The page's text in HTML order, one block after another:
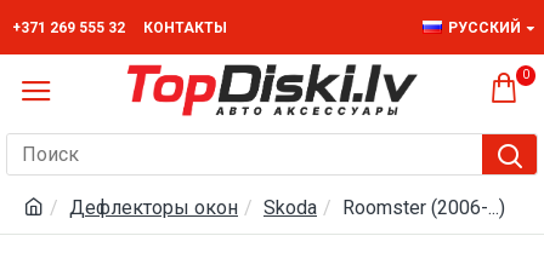
+371 269 555 32 КОНТАКТЫ РУССКИЙ
0
Дефлекторы окон Skoda Roomster (2006-...)